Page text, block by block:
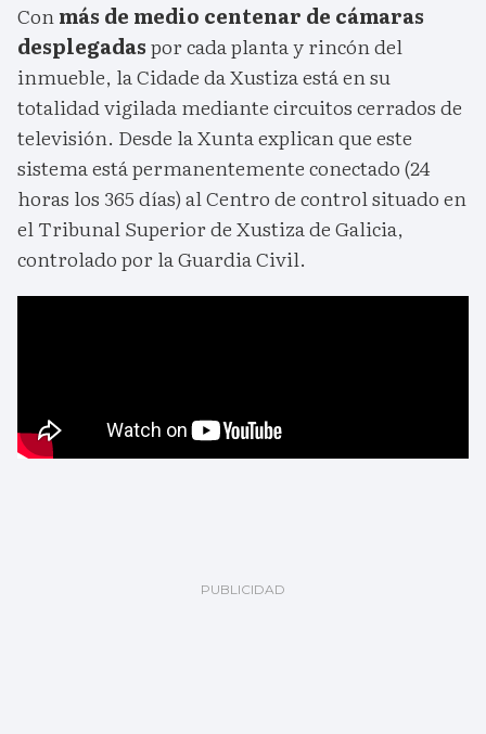
Conmás de medio centenar de cámaras
desplegadaspor cada planta y rincón del
inmueble, la Cidade da Xustiza está en su
totalidad vigilada mediante circuitos cerrados de
televisión. Desde la Xunta explican que este
sistema está permanentemente conectado (24
horas los 365 días) al Centro de control situado en
el Tribunal Superior de Xustiza de Galicia,
controlado por la Guardia Civil.